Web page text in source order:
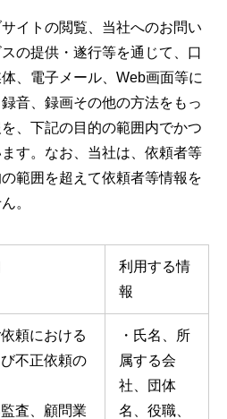
イトの閲覧、当社へのお問い
の提供・遂行等を通じて、口
、電子メール、Web画面等に
音、録画その他の方法をもっ
、下記の目的の範囲内でかつ
す。なお、当社は、依頼者等
範囲を超えて依頼者等情報を
。
利用する情
報
頼における
不正依頼の
査、顧問業
・氏名、所
属する会
社、団体
名、役職、